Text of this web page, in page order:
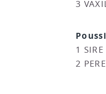
3
1
2